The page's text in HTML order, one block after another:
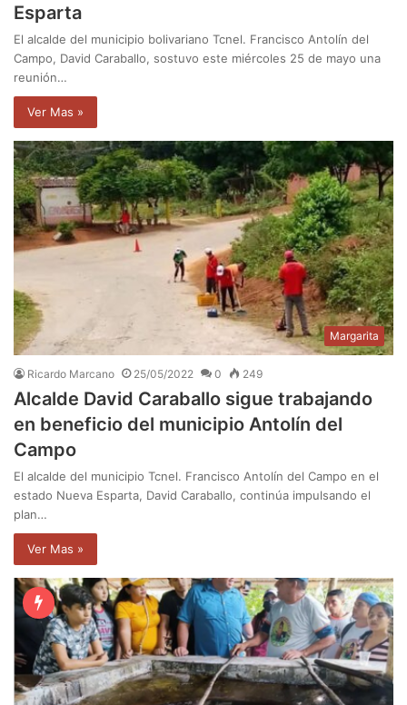
Esparta
El alcalde del municipio bolivariano Tcnel. Francisco Antolín del
Campo, David Caraballo, sostuvo este miércoles 25 de mayo una
reunión…
Ver Mas »
Margarita
Ricardo Marcano 25/05/2022 0 249
Alcalde David Caraballo sigue trabajando
en beneficio del municipio Antolín del
Campo
El alcalde del municipio Tcnel. Francisco Antolín del Campo en el
estado Nueva Esparta, David Caraballo, continúa impulsando el
plan…
Ver Mas »